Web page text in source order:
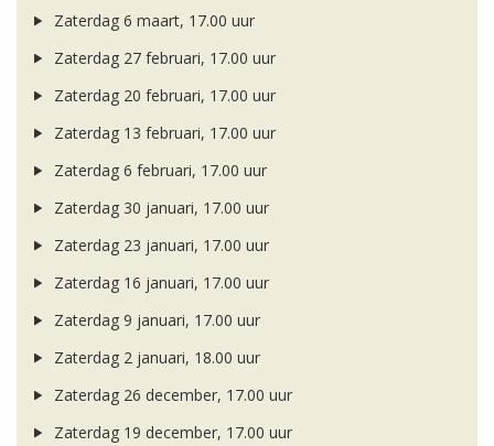
Zaterdag 6 maart, 17.00 uur
Zaterdag 27 februari, 17.00 uur
Zaterdag 20 februari, 17.00 uur
Zaterdag 13 februari, 17.00 uur
Zaterdag 6 februari, 17.00 uur
Zaterdag 30 januari, 17.00 uur
Zaterdag 23 januari, 17.00 uur
Zaterdag 16 januari, 17.00 uur
Zaterdag 9 januari, 17.00 uur
Zaterdag 2 januari, 18.00 uur
Zaterdag 26 december, 17.00 uur
Zaterdag 19 december, 17.00 uur